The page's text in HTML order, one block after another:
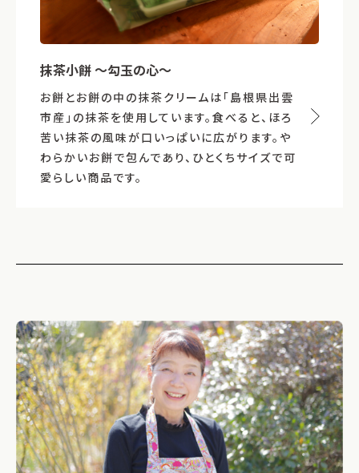
抹茶小餅 ～勾玉の心～
お餅とお餅の中の抹茶クリームは「島根県出雲
市産」の抹茶を使用しています。食べると、ほろ
苦い抹茶の風味が口いっぱいに広がります。や
わらかいお餅で包んであり、ひとくちサイズで可
愛らしい商品です。